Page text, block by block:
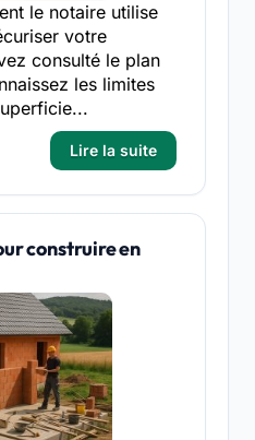
le notaire utilise
votre
consulté le plan
les limites
Lire la suite
construire en